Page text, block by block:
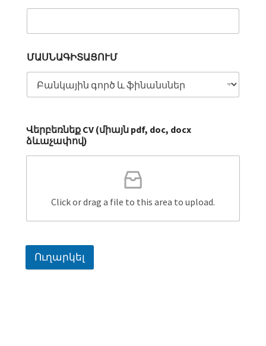
ՄԱՍՆԱԳԻՏԱՑՈՒՄ
Վերբեռնեք CV (միայն pdf, doc, docx
ձևաչափով)
Click or drag a file to this area to upload.
Ուղարկել